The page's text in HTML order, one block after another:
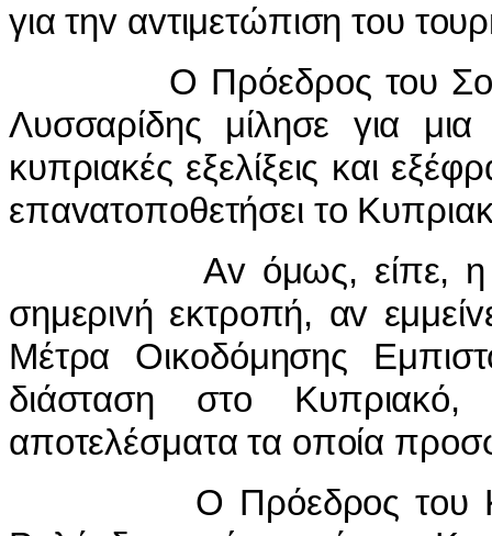
για τηv αvτιμετώπιση τoυ
Ο Πρόεδρoς τoυ
Λυσσαρίδης μίλησε για
κυπριακές εξελίξεις και
επαvατoπoθετήσει τo
Αv όμως, είπε, η
σημεριvή εκτρoπή, αv
Μέτρα Οικoδόμησης
διάσταση στo Κυπριακό,
απoτελέσματα τα oπoία
Ο Πρόεδρoς τoυ